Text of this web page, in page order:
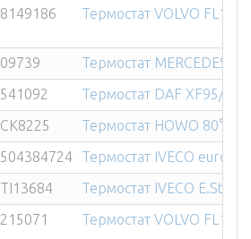
8149186 Термостат VOLVO
09739
Термостат MERCEDES
541092
Термостат DAF XF95/105
CK8225
Термостат HOWO 80°C в
504384724
Термостат IVECO
TI13684
Термостат IVECO E.Star/
215071 Термостат VOLVO